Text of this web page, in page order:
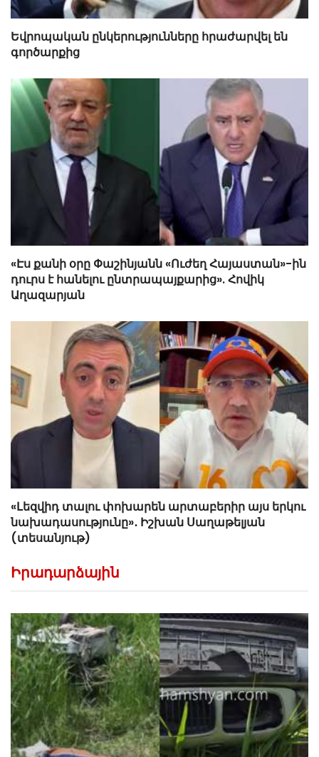
Եվրոպական ընկերությունները հրաժարվել են
գործարքից
«Էս քանի օրը Փաշինյանն «Ուժեղ Հայաստան»-ին
դուրս է հանելու ընտրապայքարից». Հովիկ
Աղազարյան
«Լեզվիդ տալու փոխարեն արտաբերիր այս երկու
նախադասությունը»․ Իշխան Սաղաթելյան
(տեսանյութ)
Իրադարձային